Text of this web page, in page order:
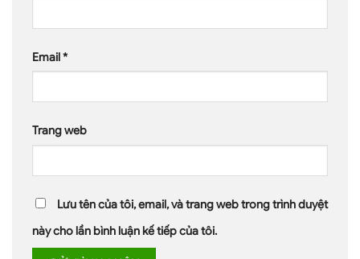
Email*
Trang web
Lưu tên của tôi, email, và trang web trong trình duyệt
này cho lần bình luận kế tiếp của tôi.